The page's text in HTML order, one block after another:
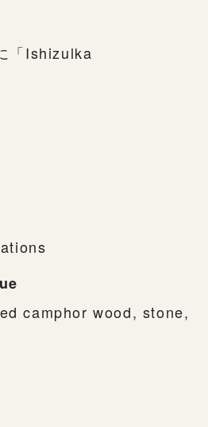
「Ishizulka
camphor wood, stone,